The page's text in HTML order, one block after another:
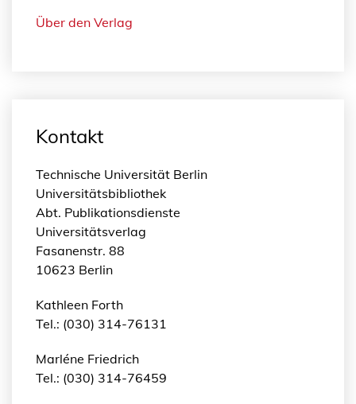
Über den Verlag
Kontakt
Technische Universität Berlin
Universitätsbibliothek
Abt. Publikationsdienste
Universitätsverlag
Fasanenstr. 88
10623 Berlin
Kathleen Forth
Tel.: (030) 314-76131
Marléne Friedrich
Tel.: (030) 314-76459